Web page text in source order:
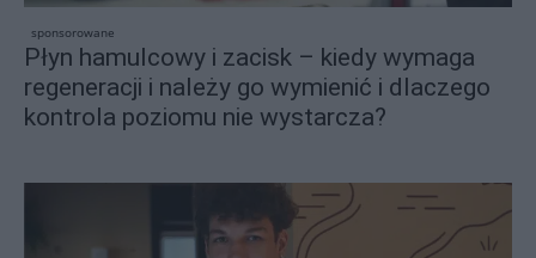
sponsorowane
Płyn hamulcowy i zacisk – kiedy wymaga
regeneracji i należy go wymienić i dlaczego
kontrola poziomu nie wystarcza?